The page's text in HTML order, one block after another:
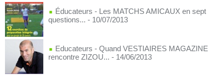
Éducateurs - Les MATCHS AMICAUX en sept
questions... - 10/07/2013
Educateurs - Quand VESTIAIRES MAGAZINE
rencontre ZIZOU... - 14/06/2013